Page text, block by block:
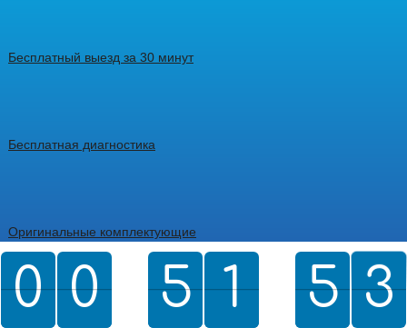
Бесплатный выезд за 30 минут
Бесплатная диагностика
Оригинальные комплектующие
0
0 0
0 5
5 2
1
1
2 0
5
5
0 3
2
2
3